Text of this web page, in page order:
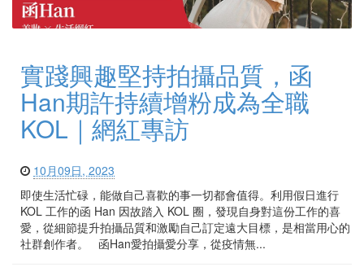
實踐興趣堅持拍攝品質，函
Han期許持續增粉成為全職
KOL｜網紅專訪
10月09日, 2023
即使生活忙碌，能做自己喜歡的事一切都會值得。利用假日進行
KOL 工作的函 Han 因故踏入 KOL 圈，發現自身對這份工作的喜
愛，從細節提升拍攝品質和激勵自己訂定遠大目標，是相當用心的
社群創作者。 函Han愛拍攝愛分享，從疫情無...